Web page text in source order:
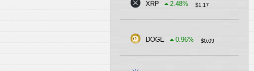
$1.17
XRP 2.48%
$0.09
DOGE 0.96%